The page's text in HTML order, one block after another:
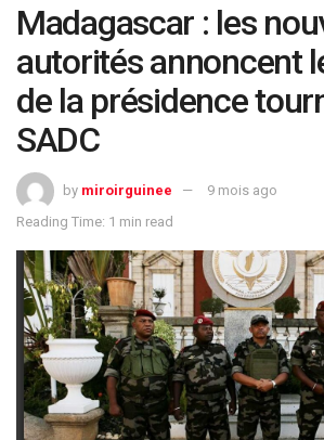
Madagascar : les
autorités annoncent
de la présidence
SADC
by miroirguinee
9 mois ago
Reading Time: 1 min read